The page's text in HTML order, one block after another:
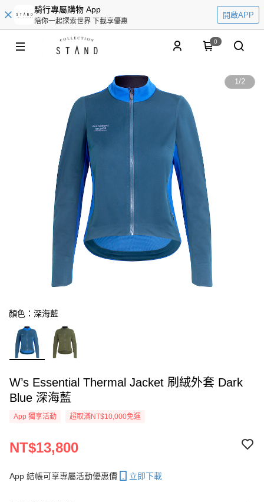
騎行專屬購物 App
陪你一起探索世界 下載享優惠
開啟APP
0
1/2
顏色：深海藍
W’s Essential Thermal Jacket 刷絨外套 Dark
Blue 深海藍
App 獨享活動 超取滿NT$10,000免運
NT$13,800
App 結帳可享專屬活動優惠價 立即下載